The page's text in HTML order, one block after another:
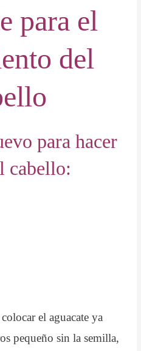
para el
del
para hacer
cabello:
el aguacate ya
pequeño sin la semilla,